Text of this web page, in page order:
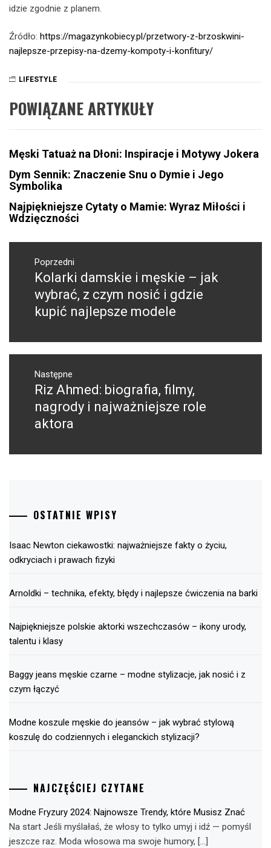
idzie zgodnie z planem.
Źródło: https://magazynkobiecy.pl/przetwory-z-brzoskwini-
najlepsze-przepisy-na-dzemy-kompoty-i-konfitury/
LIFESTYLE
POWIĄZANE ARTYKUŁY
Męski Tatuaż na Dłoni: Inspiracje i Motywy Jokera
Dym Sennik: Znaczenie Snu o Dymie i Jego
Symbolika
Najpiękniejsze Cytaty o Mamie: Wyraz Miłości i
Wdzięczności
Nawigacja
wpisuPoprzedni
Poprzedni
wpis:
Kolarki damskie i męskie – jak
wybrać, z czym nosić i gdzie
kupić najlepsze modele
Następne
Następny
post:
Riz Ahmed: biografia, filmy,
nagrody i najważniejsze role
aktora
OSTATNIE WPISY
Isaac Newton ciekawostki: najważniejsze fakty o życiu,
odkryciach i prawach fizyki
Arnoldki – technika, efekty, błędy i najlepsze ćwiczenia na barki
Najpiękniejsze polskie aktorki wszechczasów – ikony urody,
talentu i klasy
Baggy jeans męskie czarne – modne stylizacje, jak nosić i z
czym łączyć
Modne koszule męskie do jeansów – jak wybrać stylową
koszulę do codziennych i eleganckich stylizacji?
NAJCZĘŚCIEJ CZYTANE
Modne Fryzury 2024: Najnowsze Trendy, które Musisz Znać
Na start Jeśli myślałaś, że włosy to tylko umyj i idź — pomyśl
jeszcze raz. Moda włosowa ma swoje humory, […]